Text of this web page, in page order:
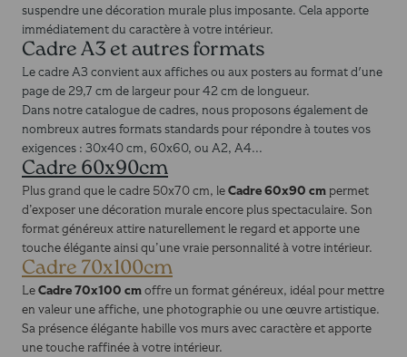
suspendre une décoration murale plus imposante. Cela apporte
immédiatement du caractère à votre intérieur.
Cadre A3 et autres formats
Le cadre A3 convient aux affiches ou aux posters au format d'une
page de 29,7 cm de largeur pour 42 cm de longueur.
Dans notre catalogue de cadres, nous proposons également de
nombreux autres formats standards pour répondre à toutes vos
exigences : 30x40 cm, 60x60, ou A2, A4...
Cadre 60x90cm
Plus grand que le cadre 50x70 cm, leCadre 60x90 cm permet
d’exposer une décoration murale encore plus spectaculaire. Son
format généreux attire naturellement le regard et apporte une
touche élégante ainsi qu’une vraie personnalité à votre intérieur.
Cadre 70x100cm
LeCadre 70x100 cmoffre un format généreux, idéal pour mettre
en valeur une affiche, une photographie ou une œuvre artistique.
Sa présence élégante habille vos murs avec caractère et apporte
une touche raffinée à votre intérieur.